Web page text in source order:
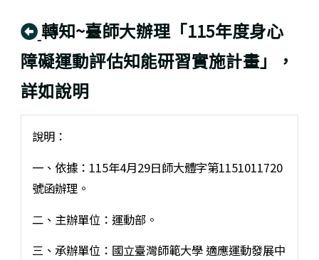
回上頁
轉知~臺師大辦理「115年度身心
障礙運動評估知能研習實施計畫」，
詳如說明
說明：
一、依據：115年4月29日師大體字第1151011720
號函辦理。
二、主辦單位：運動部。
三、承辦單位：國立臺灣師範大學 適應運動發展中